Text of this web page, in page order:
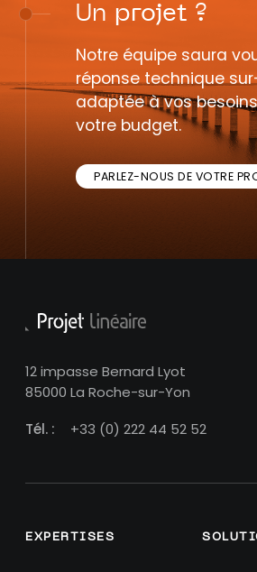
Un projet ?
Notre équipe saura
réponse technique
adaptée à vos
votre budget.
PARLEZ-NOUS DE VOTRE
12 impasse Bernard Lyot
85000 La Roche-sur-Yon
Tél. :
+33 (0) 222 44 52 52
EXPERTISES